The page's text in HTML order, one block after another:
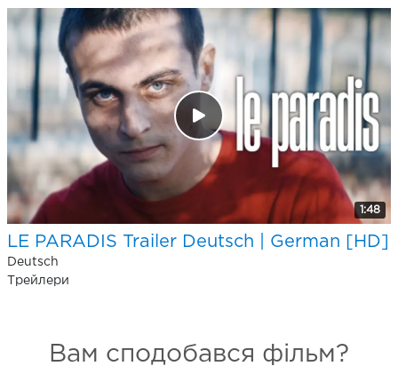
1:48
LE PARADIS Trailer Deutsch | German [HD]
Deutsch
Трейлери
Вам сподобався фільм?